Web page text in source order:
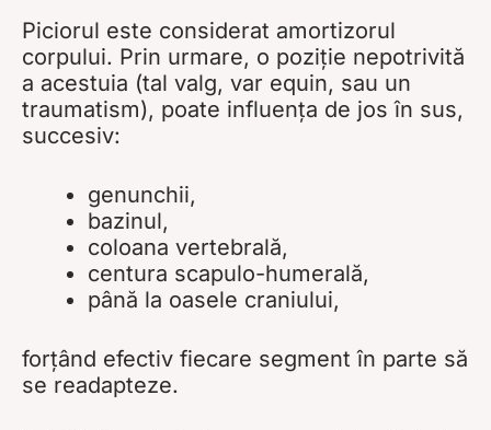
Piciorul este considerat amortizorul
corpului. Prin urmare, o poziție nepotrivită
a acestuia (tal valg, var equin, sau un
traumatism), poate influența de jos în sus,
succesiv:
genunchii,
bazinul,
coloana vertebrală,
centura scapulo-humerală,
până la oasele craniului,
forțând efectiv fiecare segment în parte să
se readapteze.